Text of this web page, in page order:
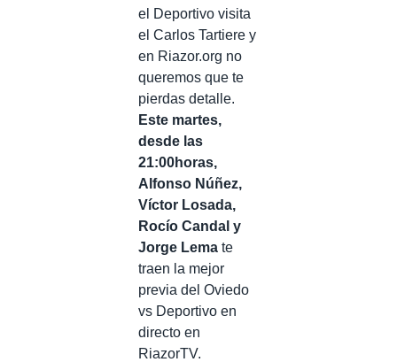
el Deportivo visita
el Carlos Tartiere y
en Riazor.org no
queremos que te
pierdas detalle.
Este martes,
desde las
21:00horas,
Alfonso Núñez,
Víctor Losada,
Rocío Candal y
Jorge Lema te
traen la mejor
previa del Oviedo
vs Deportivo en
directo en
RiazorTV.